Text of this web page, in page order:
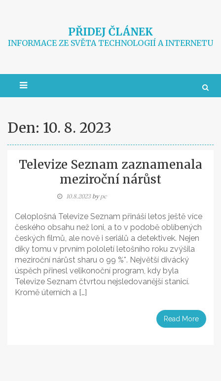
PŘIDEJ ČLÁNEK
INFORMACE ZE SVĚTA TECHNOLOGIÍ A INTERNETU
Den: 10. 8. 2023
Televize Seznam zaznamenala
meziroční nárůst
10.8.2023bypc
Celoplošná Televize Seznam přináší letos ještě více
českého obsahu než loni, a to v podobě oblíbených
českých filmů, ale nově i seriálů a detektivek. Nejen
díky tomu v prvním pololetí letošního roku zvýšila
meziroční nárůst sharu o 99 %*. Největší divácký
úspěch přinesl velikonoční program, kdy byla
Televize Seznam čtvrtou nejsledovanější stanicí.
Kromě úterních a […]
Read More